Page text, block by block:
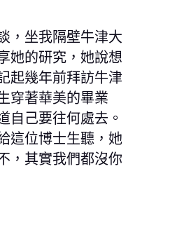
，坐我隔壁牛津大
她的研究，她說想
起幾年前拜訪牛津
穿著華美的畢業
自己要往何處去。
這位博士生聽，她
，其實我們都沒你